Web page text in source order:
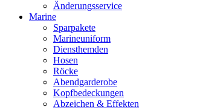
Änderungsservice
Marine
Sparpakete
Marineuniform
Diensthemden
Hosen
Röcke
Abendgarderobe
Kopfbedeckungen
Abzeichen & Effekten